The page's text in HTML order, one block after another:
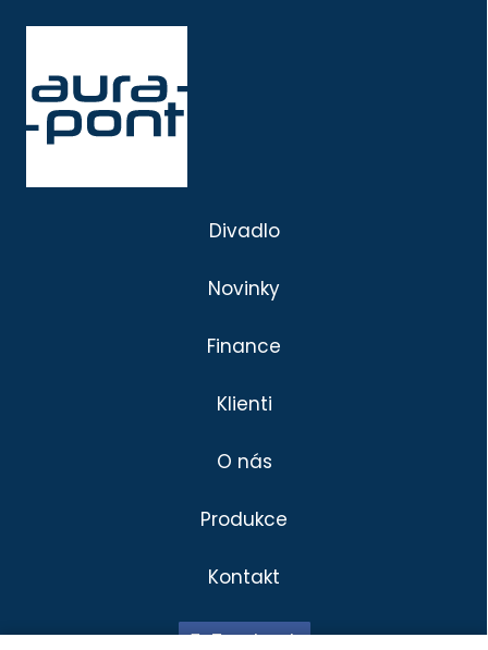
Divadlo
Klienti
Divadlo
Novinky
Finance
Klienti
O nás
Produkce
Kontakt
Facebook